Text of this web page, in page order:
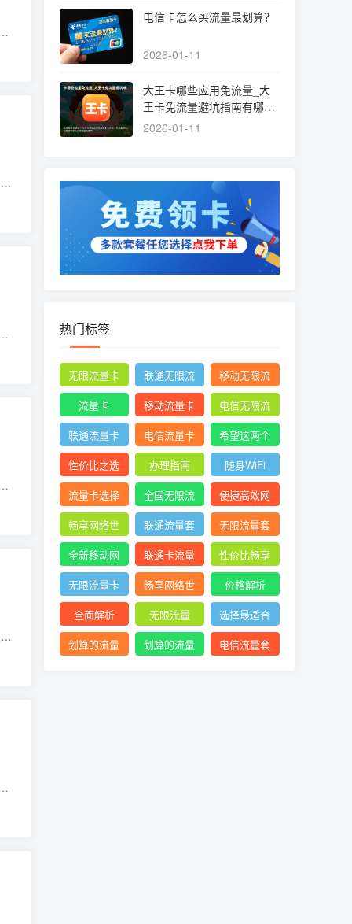
电信卡怎么买流量最划算？
2026-01-11
大王卡哪些应用免流量_大
王卡免流量避坑指南有哪些
必须知道的细节？
2026-01-11
热门标签
无限流量卡
联通无限流
量卡
移动无限流
量卡
流量卡 移动流量卡
电信无限流
量卡
联通流量卡 电信流量卡
希望这两个
关键词能满
足您的需求
性价比之选 办理指南
随身WiFi
流量卡选择
全国无限流
量
便捷高效网
络体验
畅享网络世
界
联通流量套
餐
无限流量套
餐
全新移动网
络体验
联通卡流量
查询
性价比畅享
网络
无限流量卡
价格
畅享网络世
界利器
价格解析
全面解析
无限流量
选择最适合
的流量套餐
划算的流量
划算的流量
电信流量套